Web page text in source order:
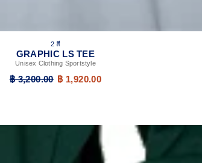
2 สี
GRAPHIC LS TEE
Unisex Clothing Sportstyle
฿ 3,200.00 ฿ 1,920.00